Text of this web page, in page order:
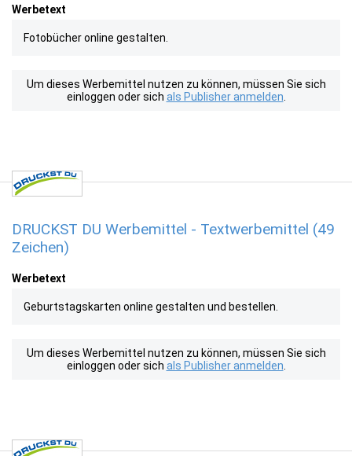
Werbetext
Fotobücher online gestalten.
Um dieses Werbemittel nutzen zu können, müssen Sie sich
einloggen oder sich als Publisher anmelden
DRUCKST DU Werbemittel - Textwerbemittel (49
Zeichen)
Werbetext
Geburtstagskarten online gestalten und bestellen.
Um dieses Werbemittel nutzen zu können, müssen Sie sich
einloggen oder sich als Publisher anmelden